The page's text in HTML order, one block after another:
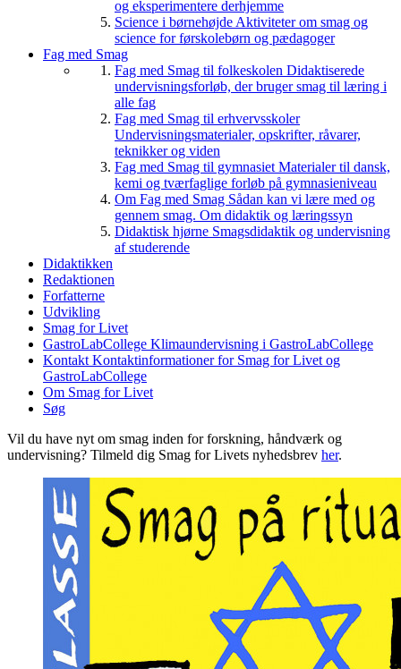
og eksperimentere derhjemme
Science i børnehøjde Aktiviteter om smag og
science for førskolebørn og pædagoger
Fag med Smag
Fag med Smag til folkeskolen Didaktiserede
undervisningsforløb, der bruger smag til læring i
alle fag
Fag med Smag til erhvervsskoler
Undervisningsmaterialer, opskrifter, råvarer,
teknikker og viden
Fag med Smag til gymnasiet Materialer til dansk,
kemi og tværfaglige forløb på gymnasieniveau
Om Fag med Smag Sådan kan vi lære med og
gennem smag. Om didaktik og læringssyn
Didaktisk hjørne Smagsdidaktik og undervisning
af studerende
Didaktikken
Redaktionen
Forfatterne
Udvikling
Smag for Livet
GastroLabCollege Klimaundervisning i GastroLabCollege
Kontakt Kontaktinformationer for Smag for Livet og
GastroLabCollege
Om Smag for Livet
Søg
Vil du have nyt om smag inden for forskning, håndværk og
undervisning? Tilmeld dig Smag for Livets nyhedsbrev her.